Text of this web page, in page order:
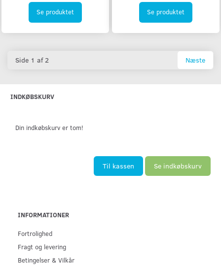
Se produktet Se produktet
Side 1 af 2 Næste
INDKØBSKURV
Din indkøbskurv er tom!
Til kassen Se indkøbskurv
INFORMATIONER
Fortrolighed
Fragt og levering
Betingelser & Vilkår